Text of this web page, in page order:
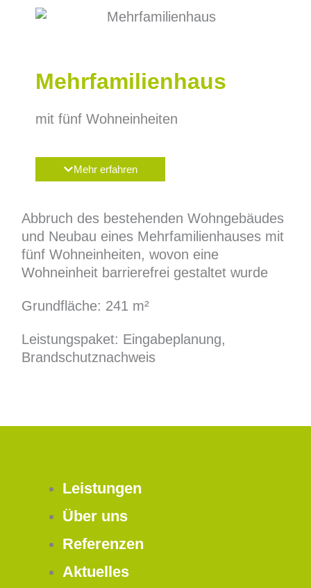
Mehrfamilienhaus
mit fünf Wohneinheiten
Mehr erfahren
Abbruch des bestehenden Wohngebäudes
und Neubau eines Mehrfamilienhauses mit
fünf Wohneinheiten, wovon eine
Wohneinheit barrierefrei gestaltet wurde
Grundfläche: 241 m²
Leistungspaket: Eingabeplanung,
Brandschutznachweis
Leistungen
Über uns
Referenzen
Aktuelles